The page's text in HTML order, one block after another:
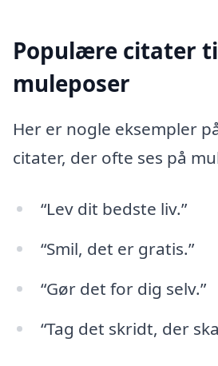
Populære citater
muleposer
Her er nogle eksempler
citater, der ofte ses på
“Lev dit bedste liv.”
“Smil, det er gratis.”
“Gør det for dig selv.”
“Tag det skridt, der